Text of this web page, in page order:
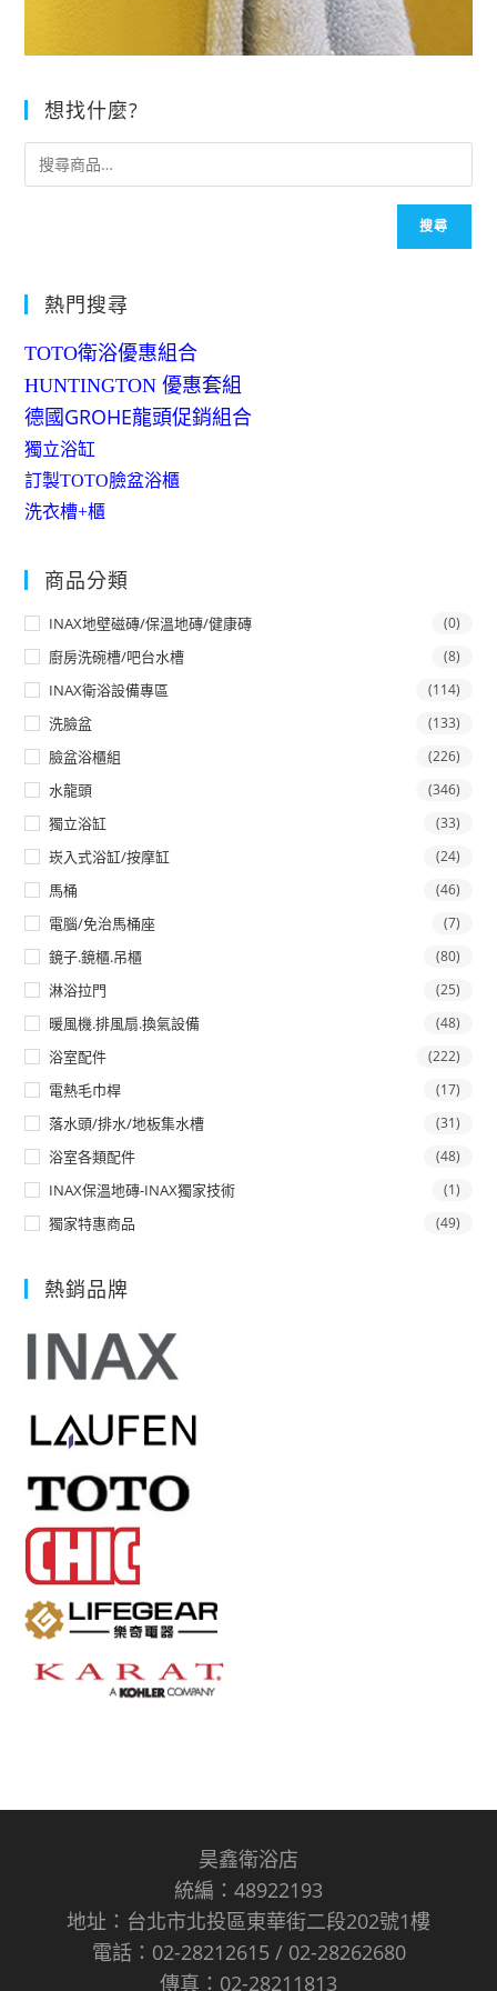
想找什麼?
搜尋
熱門搜尋
TOTO衛浴優惠組合
HUNTINGTON 優惠套組
德國GROHE龍頭促銷組合
獨立浴缸
訂製TOTO臉盆浴櫃
洗衣槽+櫃
商品分類
INAX地壁磁磚/保溫地磚/健康磚 (0)
廚房洗碗槽/吧台水槽 (8)
INAX衛浴設備專區 (114)
洗臉盆 (133)
臉盆浴櫃組 (226)
水龍頭 (346)
獨立浴缸 (33)
崁入式浴缸/按摩缸 (24)
馬桶 (46)
電腦/免治馬桶座 (7)
鏡子.鏡櫃.吊櫃 (80)
淋浴拉門 (25)
暖風機.排風扇.換氣設備 (48)
浴室配件 (222)
電熱毛巾桿 (17)
落水頭/排水/地板集水槽 (31)
浴室各類配件 (48)
INAX保溫地磚-INAX獨家技術 (1)
獨家特惠商品 (49)
熱銷品牌
昊鑫衛浴店
統編：48922193
地址：台北市北投區東華街二段202號1樓
電話：02-28212615 / 02-28262680
傳真：02-28211813